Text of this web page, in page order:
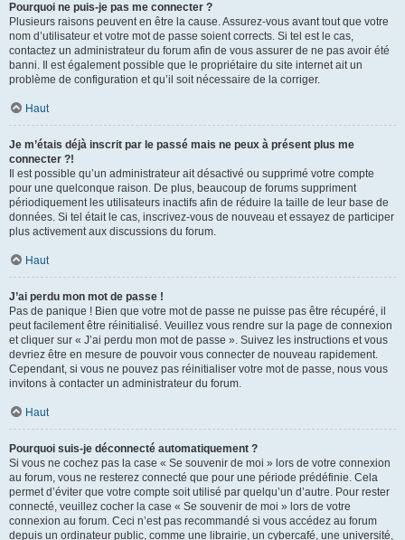
Pourquoi ne puis-je pas me connecter ?
Plusieurs raisons peuvent en être la cause. Assurez-vous avant tout que votre
nom d’utilisateur et votre mot de passe soient corrects. Si tel est le cas,
contactez un administrateur du forum afin de vous assurer de ne pas avoir été
banni. Il est également possible que le propriétaire du site internet ait un
problème de configuration et qu’il soit nécessaire de la corriger.
Haut
Je m’étais déjà inscrit par le passé mais ne peux à présent plus me
connecter ?!
Il est possible qu’un administrateur ait désactivé ou supprimé votre compte
pour une quelconque raison. De plus, beaucoup de forums suppriment
périodiquement les utilisateurs inactifs afin de réduire la taille de leur base de
données. Si tel était le cas, inscrivez-vous de nouveau et essayez de participer
plus activement aux discussions du forum.
Haut
J’ai perdu mon mot de passe !
Pas de panique ! Bien que votre mot de passe ne puisse pas être récupéré, il
peut facilement être réinitialisé. Veuillez vous rendre sur la page de connexion
et cliquer sur « J’ai perdu mon mot de passe ». Suivez les instructions et vous
devriez être en mesure de pouvoir vous connecter de nouveau rapidement.
Cependant, si vous ne pouvez pas réinitialiser votre mot de passe, nous vous
invitons à contacter un administrateur du forum.
Haut
Pourquoi suis-je déconnecté automatiquement ?
Si vous ne cochez pas la case « Se souvenir de moi » lors de votre connexion
au forum, vous ne resterez connecté que pour une période prédéfinie. Cela
permet d’éviter que votre compte soit utilisé par quelqu’un d’autre. Pour rester
connecté, veuillez cocher la case « Se souvenir de moi » lors de votre
connexion au forum. Ceci n’est pas recommandé si vous accédez au forum
depuis un ordinateur public, comme une librairie, un cybercafé, une université,